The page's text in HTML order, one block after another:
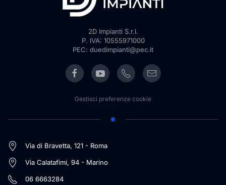
2D Impianti S.r.l.
P. IVA: 10555971000
PEC: duedimpianti@pec.it
Gestisci preferenze cookie
Via di Bravetta, 121 - Roma
Via Calatafimi, 94 - Marino
06 6663284